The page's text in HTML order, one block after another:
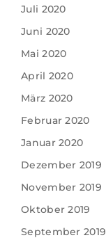
Juli 2020
Juni 2020
Mai 2020
April 2020
März 2020
Februar 2020
Januar 2020
Dezember 2019
November 2019
Oktober 2019
September 2019